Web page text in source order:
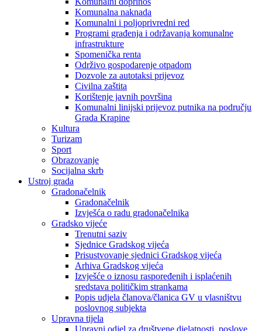
Komunalna naknada
Komunalni i poljoprivredni red
Programi građenja i održavanja komunalne
infrastrukture
Spomenička renta
Održivo gospodarenje otpadom
Dozvole za autotaksi prijevoz
Civilna zaštita
Korištenje javnih površina
Komunalni linijski prijevoz putnika na području
Grada Krapine
Kultura
Turizam
Sport
Obrazovanje
Socijalna skrb
Ustroj grada
Gradonačelnik
Gradonačelnik
Izvješća o radu gradonačelnika
Gradsko vijeće
Trenutni saziv
Sjednice Gradskog vijeća
Prisustvovanje sjednici Gradskog vijeća
Arhiva Gradskog vijeća
Izvješće o iznosu raspoređenih i isplaćenih
sredstava političkim strankama
Popis udjela članova/članica GV u vlasništvu
poslovnog subjekta
Upravna tijela
Upravni odjel za društvene djelatnosti, poslove